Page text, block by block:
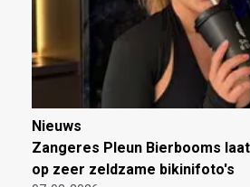
Nieuws
Zangeres Pleun Bierbooms
op zeer zeldzame bikinifoto's